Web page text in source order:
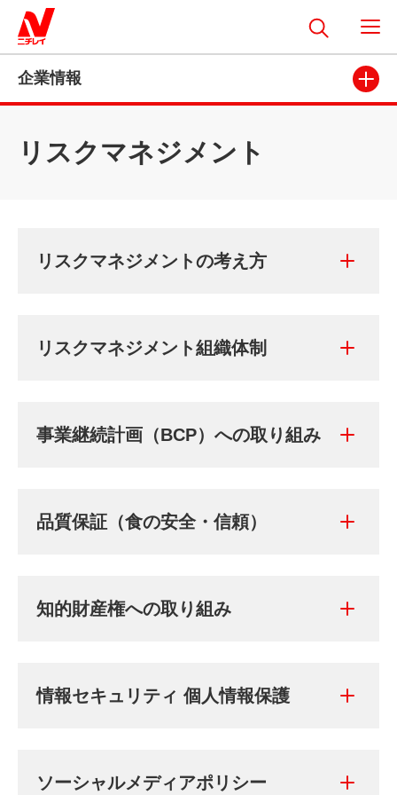
企業情報
リスクマネジメント
リスクマネジメントの考え方
リスクマネジメント組織体制
事業継続計画（BCP）への取り組み
品質保証（食の安全・信頼）
知的財産権への取り組み
情報セキュリティ 個人情報保護
ソーシャルメディアポリシー